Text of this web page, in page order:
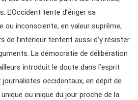
L’Occident tente d’ériger sa
ou inconsciente, en valeur suprême,
de l’intérieur tentent aussi d’y résister
La démocratie de délibération
introduit le doute dans l’esprit
occidentaux, en dépit de
ou inique du jour proche de la